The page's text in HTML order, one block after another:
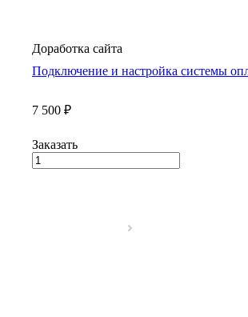
Доработка сайта
Подключение и настройка системы
7 500 ₽
Заказать